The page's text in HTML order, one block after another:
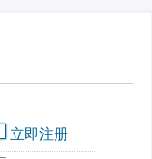
立即注册